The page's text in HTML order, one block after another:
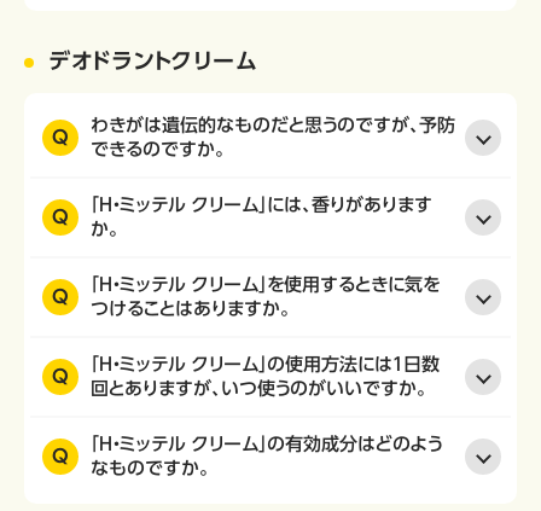
デオドラントクリーム
Q
わきがは遺伝的なものだと思うのですが、予防
できるのですか。
Q
「H・ミッテル クリーム」には、香りがあります
か。
Q
「H・ミッテル クリーム」を使用するときに気を
つけることはありますか。
Q
「H・ミッテル クリーム」の使用方法には１日数
回とありますが、いつ使うのがいいですか。
Q
「H・ミッテル クリーム」の有効成分はどのよう
なものですか。